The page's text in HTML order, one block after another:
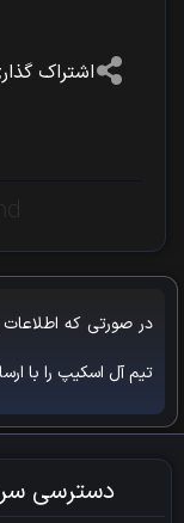
اشتراک
در صورتی که
تیم آل اسکیپ را با
دسترسی